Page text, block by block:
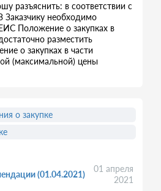
разъяснить: в соответствии с
необходимо
Положение о закупках в
разместить
о закупках в части
(максимальной) цены
(01.04.2021)
01 апреля
2021
о закупке